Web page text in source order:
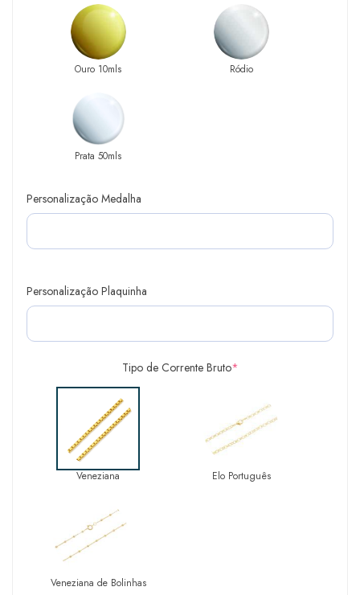
Ouro 10mls Ródio
Prata 50mls
Personalização Medalha
Personalização Plaquinha
Tipo de Corrente Bruto*
Veneziana Elo Português
Veneziana de Bolinhas